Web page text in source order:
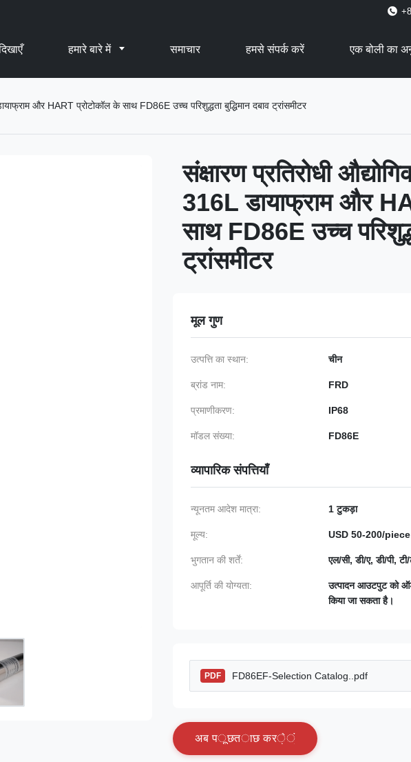
हमारे बारे में समाचार हमसे संपर्क करें एक बोली का
और HART प्रोटोकॉल के साथ FD86E उच्च परिशुद्धता बुद्धिमान दबाव ट्रांसमीटर
संक्षारण प्रतिरोधी
316L डायाफ्राम और
साथ FD86E उच्च
ट्रांसमीटर
मूल गुण
उत्पत्ति का स्थान: चीन
ब्रांड नाम: FRD
प्रमाणीकरण: IP68
मॉडल संख्या: FD86E
व्यापारिक संपत्तियाँ
न्यूनतम आदेश मात्रा: 1 टुकड़ा
मूल्य: USD 50-200/piece
भुगतान की शर्तें: एल/सी, डी/ए, डी/पी,
आपूर्ति की योग्यता:
उत्पादन आउटपुट को
किया जा सकता है।
PDF FD86EF-Selection Catalog..pdf
अब पूछताछ करें